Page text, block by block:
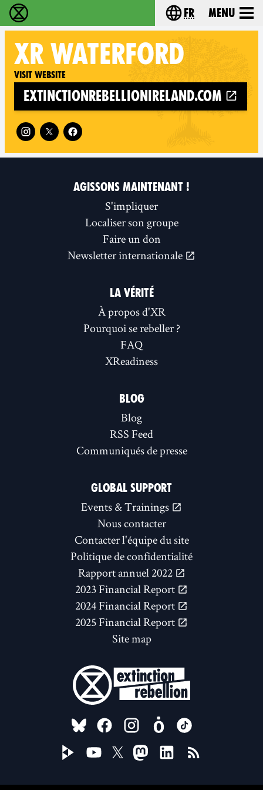
Extinction Rebellion - Home Choisissez votre
fr Menu
XR WATERFORD
Visit website
extinctionrebellionireland.com
Follow XR Waterford on
AGISSONS MAINTENANT !
S'impliquer
Localiser son groupe
Faire un don
Newsletter internationale
LA VÉRITÉ
À propos d'XR
Pourquoi se rebeller ?
FAQ
XReadiness
BLOG
Blog
RSS Feed
Communiqués de presse
GLOBAL SUPPORT
Events & Trainings
Nous contacter
Contacter l'équipe du site
Politique de confidentialité
Rapport annuel 2022
2023 Financial Report
2024 Financial Report
2025 Financial Report
Site map
FOLLOW US ON